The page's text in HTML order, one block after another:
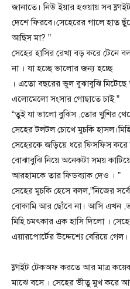
জানাতে। নিউ ইয়ার হওয়ায় সব
দেশে ফিরবে।সেহেরের গালে হাত
আছিস মা? ”
সেহের হাসির রেখা বড় করে টেনে
না । যা হচ্ছে ভালোর জন্য হচ্ছে
। এতো বছরের ভুল বুঝাবুঝি
এলোমেলো সংসার গোছাতে চাই ”
“তুই যা ভালো বুঝিস ,তোর খুশির
সেহের টলটল চোখে মুচকি
সেহেরকে জড়িয়ে ধরে ফিসফিস
বোঝাবুঝি নিয়ে অনেকটা সময়
আরহামকে তার ফিডব্যাক দেও । ”
সেহের মুচকি হেসে বলল,”নিজের
বোকামি আর ছোঁবে না। আসি এখন
মিহি চমৎকার এক হাসি দিলো ।
এয়ারপোর্টের উদ্দেশ্যে বেরিয়ে গেল।
ফ্লাইট টেকঅফ করতে আর মাত্র
মাঝে বসে । সেহের ভীতু মুখ করে